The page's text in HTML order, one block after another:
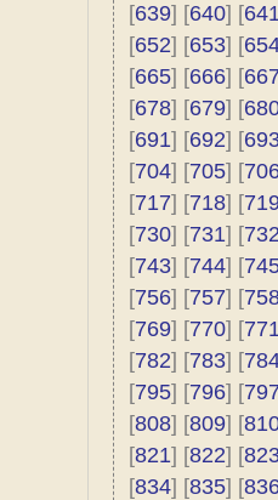
[639] [640] [
[652] [653] [
[665] [666] [
[678] [679] [
[691] [692] [
[704] [705] [
[717] [718] [
[730] [731] [
[743] [744] [
[756] [757] [
[769] [770] [
[782] [783] [
[795] [796] [
[808] [809] [
[821] [822] [
[834] [835] [